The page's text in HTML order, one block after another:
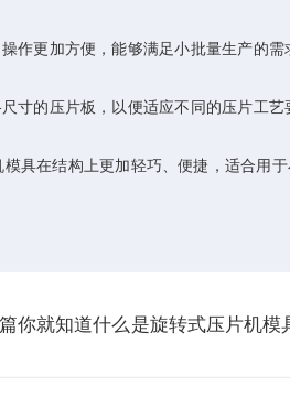
更加方便，能够满足小批量生产的需
的压片板，以便适应不同的压片工艺
在结构上更加轻巧、便捷，适合用于
你就知道什么是旋转式压片机模